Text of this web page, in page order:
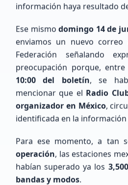
Cargando mapa de
Últimos Registros
información haya resultado
Ese mismo domingo 14 de
enviamos un nuevo
Federación señalando
preocupación porque,
10:00 del boletín, se
mencionar que el Radio
organizador en México,
identificada en la
Para ese momento, a tan
operación, las estaciones
habían superado ya los
bandas y modos.